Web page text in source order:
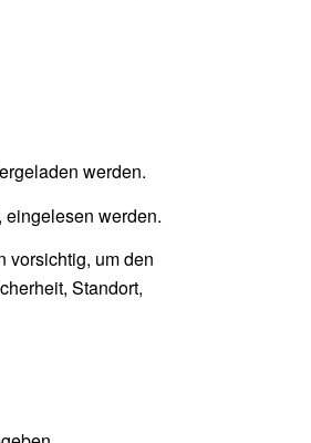
werden.
werden.
vorsichtig, um den
Standort,